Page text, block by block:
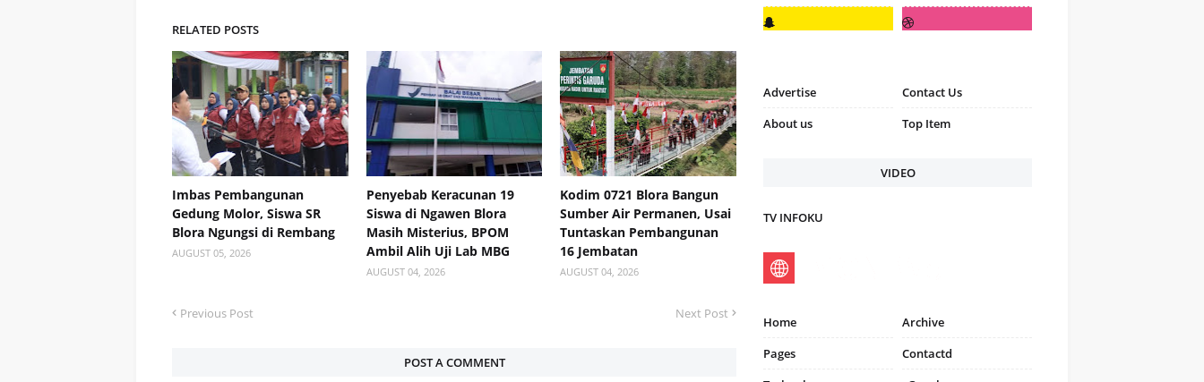
RELATED POSTS
Imbas Pembangunan
Gedung Molor, Siswa SR
Blora Ngungsi di Rembang
AUGUST 05, 2026
Penyebab Keracunan 19
Siswa di Ngawen Blora
Masih Misterius, BPOM
Ambil Alih Uji Lab MBG
AUGUST 04, 2026
Kodim 0721 Blora Bangun
Sumber Air Permanen, Usai
Tuntaskan Pembangunan
16 Jembatan
AUGUST 04, 2026
Previous Post Next Post
POST A COMMENT
Advertise
Contact Us
About us
Top Item
VIDEO
TV INFOKU
Home
Archive
Pages
Contactd